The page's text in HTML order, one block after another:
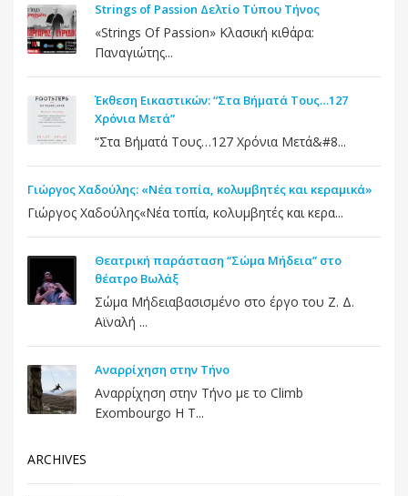
Strings of Passion Δελτίο Τύπου Τήνος
«Strings Of Passion» Κλασική κιθάρα:
Παναγιώτης...
Έκθεση Εικαστικών: “Στα Βήματά Τους…127
Χρόνια Μετά”
“Στα Βήματά Τους…127 Χρόνια Μετά&#8...
Γιώργος Χαδούλης: «Νέα τοπία, κολυμβητές και κεραμικά»
Γιώργος Χαδούλης«Νέα τοπία, κολυμβητές και κερα...
Θεατρική παράσταση “Σώμα Μήδεια” στο
θέατρο Βωλάξ
Σώμα Μήδειαβασισμένο στο έργο του Ζ. Δ.
Αϊναλή ...
Αναρρίχηση στην Τήνο
Αναρρίχηση στην Τήνο με το Climb
Exombourgo Η Τ...
ARCHIVES